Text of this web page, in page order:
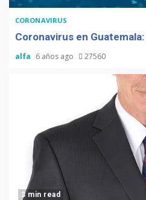
CORONAVIRUS
Coronavirus en
alfa 6 años ago 27560
3 min read